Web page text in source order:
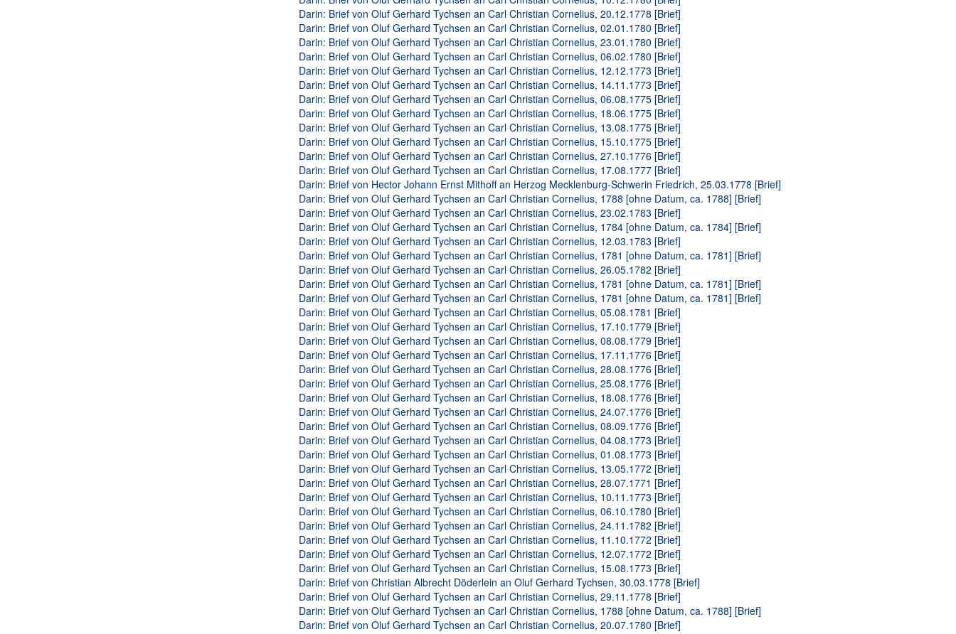
Darin: Brief von Oluf Gerhard Tychsen an Carl Christian Cornelius, 20.12.1778 [Brief]
Darin: Brief von Oluf Gerhard Tychsen an Carl Christian Cornelius, 02.01.1780 [Brief]
Darin: Brief von Oluf Gerhard Tychsen an Carl Christian Cornelius, 23.01.1780 [Brief]
Darin: Brief von Oluf Gerhard Tychsen an Carl Christian Cornelius, 06.02.1780 [Brief]
Darin: Brief von Oluf Gerhard Tychsen an Carl Christian Cornelius, 12.12.1773 [Brief]
Darin: Brief von Oluf Gerhard Tychsen an Carl Christian Cornelius, 14.11.1773 [Brief]
Darin: Brief von Oluf Gerhard Tychsen an Carl Christian Cornelius, 06.08.1775 [Brief]
Darin: Brief von Oluf Gerhard Tychsen an Carl Christian Cornelius, 18.06.1775 [Brief]
Darin: Brief von Oluf Gerhard Tychsen an Carl Christian Cornelius, 13.08.1775 [Brief]
Darin: Brief von Oluf Gerhard Tychsen an Carl Christian Cornelius, 15.10.1775 [Brief]
Darin: Brief von Oluf Gerhard Tychsen an Carl Christian Cornelius, 27.10.1776 [Brief]
Darin: Brief von Oluf Gerhard Tychsen an Carl Christian Cornelius, 17.08.1777 [Brief]
Darin: Brief von Hector Johann Ernst Mithoff an Herzog Mecklenburg-Schwerin Friedrich, 25.03.1778 [Brief]
Darin: Brief von Oluf Gerhard Tychsen an Carl Christian Cornelius, 1788 [ohne Datum, ca. 1788] [Brief]
Darin: Brief von Oluf Gerhard Tychsen an Carl Christian Cornelius, 23.02.1783 [Brief]
Darin: Brief von Oluf Gerhard Tychsen an Carl Christian Cornelius, 1784 [ohne Datum, ca. 1784] [Brief]
Darin: Brief von Oluf Gerhard Tychsen an Carl Christian Cornelius, 12.03.1783 [Brief]
Darin: Brief von Oluf Gerhard Tychsen an Carl Christian Cornelius, 1781 [ohne Datum, ca. 1781] [Brief]
Darin: Brief von Oluf Gerhard Tychsen an Carl Christian Cornelius, 26.05.1782 [Brief]
Darin: Brief von Oluf Gerhard Tychsen an Carl Christian Cornelius, 1781 [ohne Datum, ca. 1781] [Brief]
Darin: Brief von Oluf Gerhard Tychsen an Carl Christian Cornelius, 1781 [ohne Datum, ca. 1781] [Brief]
Darin: Brief von Oluf Gerhard Tychsen an Carl Christian Cornelius, 05.08.1781 [Brief]
Darin: Brief von Oluf Gerhard Tychsen an Carl Christian Cornelius, 17.10.1779 [Brief]
Darin: Brief von Oluf Gerhard Tychsen an Carl Christian Cornelius, 08.08.1779 [Brief]
Darin: Brief von Oluf Gerhard Tychsen an Carl Christian Cornelius, 17.11.1776 [Brief]
Darin: Brief von Oluf Gerhard Tychsen an Carl Christian Cornelius, 28.08.1776 [Brief]
Darin: Brief von Oluf Gerhard Tychsen an Carl Christian Cornelius, 25.08.1776 [Brief]
Darin: Brief von Oluf Gerhard Tychsen an Carl Christian Cornelius, 18.08.1776 [Brief]
Darin: Brief von Oluf Gerhard Tychsen an Carl Christian Cornelius, 24.07.1776 [Brief]
Darin: Brief von Oluf Gerhard Tychsen an Carl Christian Cornelius, 08.09.1776 [Brief]
Darin: Brief von Oluf Gerhard Tychsen an Carl Christian Cornelius, 04.08.1773 [Brief]
Darin: Brief von Oluf Gerhard Tychsen an Carl Christian Cornelius, 01.08.1773 [Brief]
Darin: Brief von Oluf Gerhard Tychsen an Carl Christian Cornelius, 13.05.1772 [Brief]
Darin: Brief von Oluf Gerhard Tychsen an Carl Christian Cornelius, 28.07.1771 [Brief]
Darin: Brief von Oluf Gerhard Tychsen an Carl Christian Cornelius, 10.11.1773 [Brief]
Darin: Brief von Oluf Gerhard Tychsen an Carl Christian Cornelius, 06.10.1780 [Brief]
Darin: Brief von Oluf Gerhard Tychsen an Carl Christian Cornelius, 24.11.1782 [Brief]
Darin: Brief von Oluf Gerhard Tychsen an Carl Christian Cornelius, 11.10.1772 [Brief]
Darin: Brief von Oluf Gerhard Tychsen an Carl Christian Cornelius, 12.07.1772 [Brief]
Darin: Brief von Oluf Gerhard Tychsen an Carl Christian Cornelius, 15.08.1773 [Brief]
Darin: Brief von Christian Albrecht Döderlein an Oluf Gerhard Tychsen, 30.03.1778 [Brief]
Darin: Brief von Oluf Gerhard Tychsen an Carl Christian Cornelius, 29.11.1778 [Brief]
Darin: Brief von Oluf Gerhard Tychsen an Carl Christian Cornelius, 1788 [ohne Datum, ca. 1788] [Brief]
Darin: Brief von Oluf Gerhard Tychsen an Carl Christian Cornelius, 20.07.1780 [Brief]